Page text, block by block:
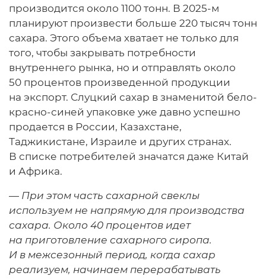
производится около 1100 тонн. В 2025-м
планируют произвести больше 220 тысяч тонн
сахара. Этого объема хватает не только для
того, чтобы закрывать потребности
внутреннего рынка, но и отправлять около
50 процентов произведенной продукции
на экспорт. Слуцкий сахар в знаменитой бело-
красно-синей упаковке уже давно успешно
продается в России, Казахстане,
Таджикистане, Израиле и других странах.
В списке потребителей значатся даже Китай
и Африка.
— При этом часть сахарной свеклы
используем не напрямую для производства
сахара. Около 40 процентов идет
на приготовление сахарного сиропа.
И в межсезонный период, когда сахар
реализуем, начинаем перерабатывать